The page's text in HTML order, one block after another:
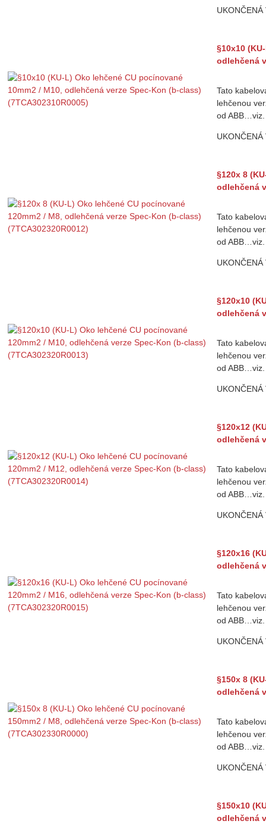
UKONČENÁ
§10x10
odlehčená
Tato
lehčenou
od
UKONČENÁ
§120x 8
odlehčená
Tato
lehčenou
od
UKONČENÁ
§120x10
odlehčená
Tato
lehčenou
od
UKONČENÁ
§120x12
odlehčená
Tato
lehčenou
od
UKONČENÁ
§120x16
odlehčená
Tato
lehčenou
od
UKONČENÁ
§150x 8
odlehčená
Tato
lehčenou
od
UKONČENÁ
§150x10
odlehčená